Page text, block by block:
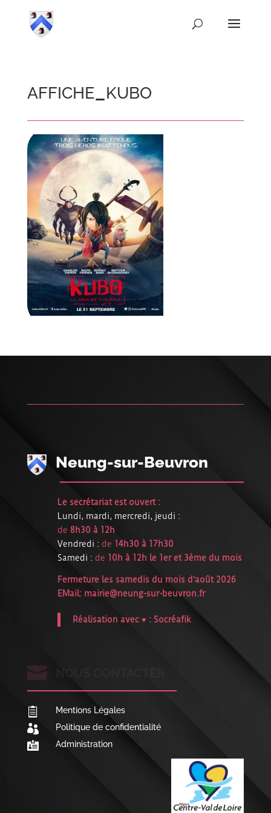
affiche_kubo
Neung-sur-Beuvron
Le secrétariat est ouvert :
Lundi, mardi, mercredi, jeudi :
de 8h30 à 12h
Vendredi : de 14h30 à 17h30
Samedi : de 10h à 12h le 1er et 3ème du mois
Fermeture les samedis du mois d’août 2026
EMail: mairie@neung-sur-beuvron.fr
Réalisation avec ♥ : Socréafik

 Mentions Légales
 Politique de confidentialité
 Administration